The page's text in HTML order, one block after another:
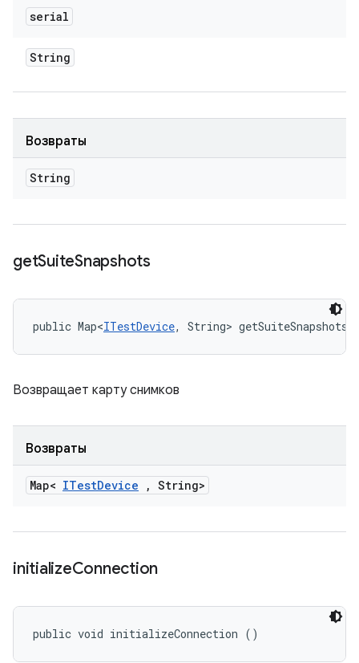
serial
String
Возвраты
String
getSuiteSnapshots
public Map<ITestDevice, String> getSuiteSnapshots
Возвращает карту снимков
Возвраты
Map< ITestDevice , String>
initializeConnection
public void initializeConnection ()